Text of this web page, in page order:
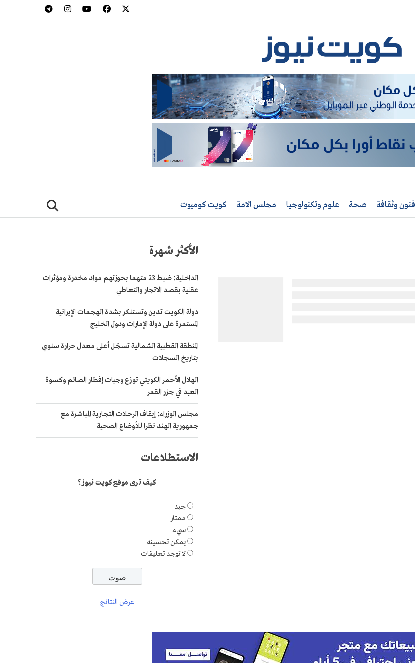
فنون وثقافة صحة علوم وتكنولوجيا مجلس الامة كويت كوميوت
الأكثر شهرة
الداخلية: ضبط 23 متهما بحوزتهم مواد مخدرة ومؤثرات
عقلية بقصد الاتجار والتعاطي
دولة الكويت تدين وتستنكر بشدة الهجمات الإيرانية
المستمرة على دولة الإمارات ودول الخليج
المنطقة القطبية الشمالية تسجّل أعلى معدل حرارة سنوي
بتاريخ السجلات
الهلال الأحمر الكويتي توزع وجبات إفطار الصائم وكسوة
العيد في جزر القمر
مجلس الوزراء: إيقاف الرحلات التجارية المباشرة مع
جمهورية الهند نظرا للأوضاع الصحية
الاستطلاعات
كيف ترى موقع كويت نيوز؟
جيد
ممتاز
سيء
يمكن تحسينه
لا توجد تعليقات
عرض النتائج